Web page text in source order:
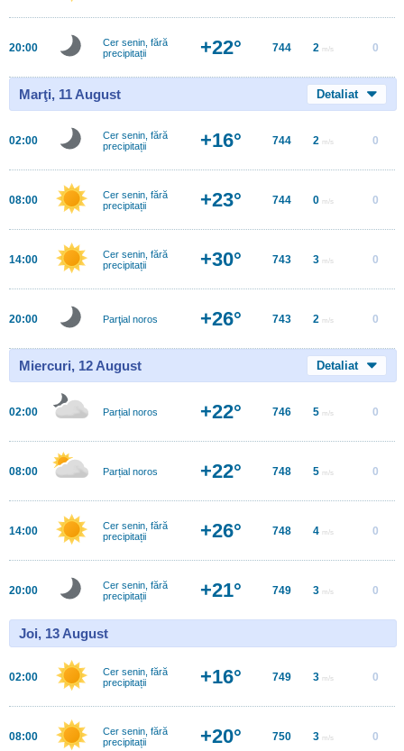
20:00
Cer senin, fără
precipitații
+22° 744 2 m/s 0
Marţi, 11 August Detaliat
02:00
Cer senin, fără
precipitații
+16° 744 2 m/s 0
08:00
Cer senin, fără
precipitații
+23° 744 0 m/s 0
14:00
Cer senin, fără
precipitații
+30° 743 3 m/s 0
20:00 Parţial noros +26° 743 2 m/s 0
Miercuri, 12 August Detaliat
02:00 Parțial noros +22° 746 5 m/s 0
08:00 Parțial noros +22° 748 5 m/s 0
14:00
Cer senin, fără
precipitații
+26° 748 4 m/s 0
20:00
Cer senin, fără
precipitații
+21° 749 3 m/s 0
Joi, 13 August
02:00
Cer senin, fără
precipitații
+16° 749 3 m/s 0
08:00
Cer senin, fără
precipitații
+20° 750 3 m/s 0